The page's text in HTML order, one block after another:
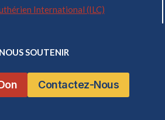
International (ILC)
NOUS SOUTENIR
Contactez-Nous